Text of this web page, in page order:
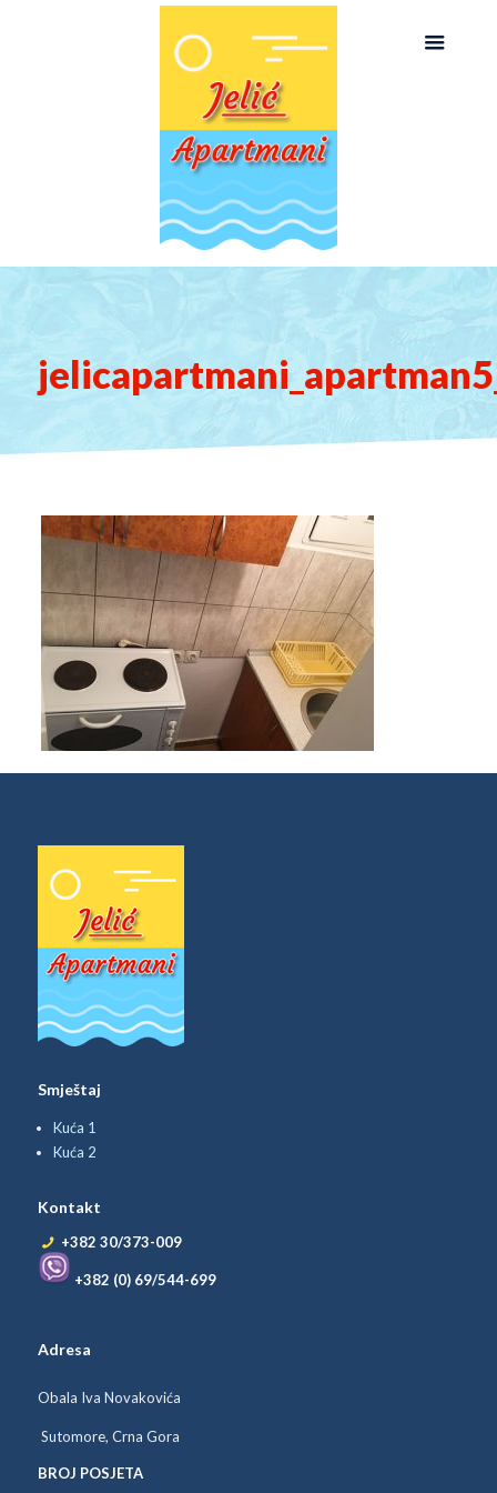
Smještaj
Kuća 1
Kuća 2
Kontakt
+382 30/373-009
+382 (0) 69/544-699
Adresa
Obala Iva Novakovića
Sutomore, Crna Gora
BROJ POSJETA